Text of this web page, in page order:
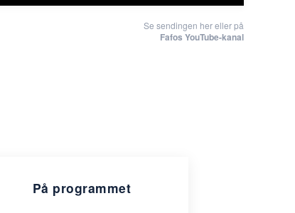
Se sendingen her eller på
Fafos YouTube-kanal
På programmet